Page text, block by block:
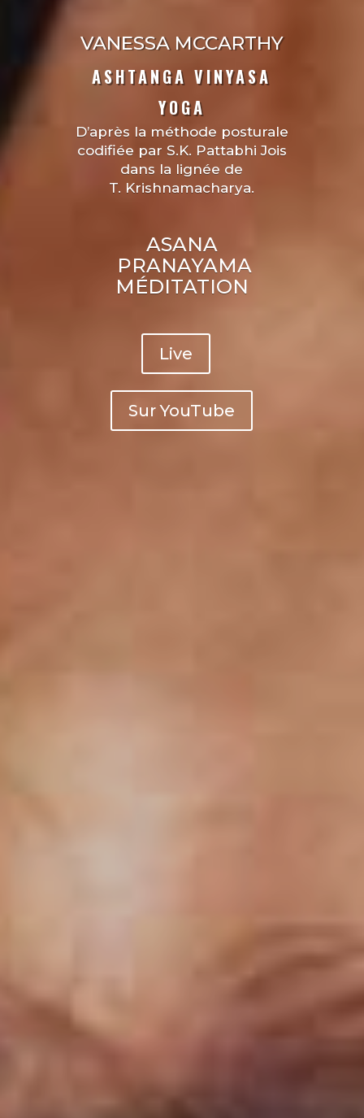
VANESSA MCCARTHY
ASHTANGA VINYASA
YOGA
D’après la méthode posturale
codifiée par S.K. Pattabhi Jois
dans la lignée de
T. Krishnamacharya.
ASANA
PRANAYAMA
MÉDITATION
Live
Sur YouTube